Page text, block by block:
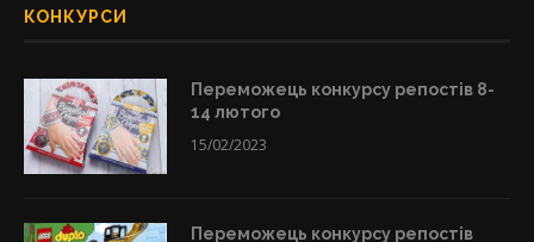
КОНКУРСИ
Переможець конкурсу репостів 8-
14 лютого
15/02/2023
Переможець конкурсу репостів